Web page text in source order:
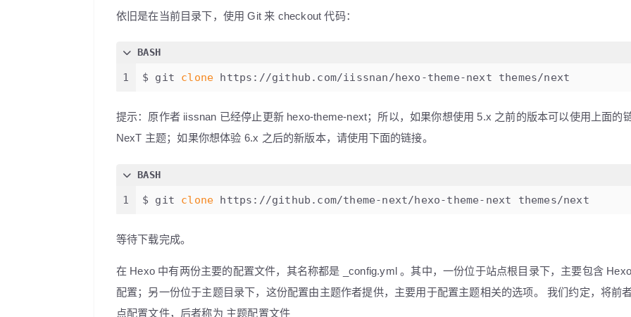
依旧是在当前目录下，使用 Git 来 checkout 代码：
BASH
1 $ git clone https://github.com/iissnan/hexo-theme-next themes/next
提示：原作者 iissnan 已经停止更新 hexo-theme-next；所以，如果你想使用 5.x 之前的版本可以使用上面的
NexT 主题；如果你想体验 6.x 之后的新版本，请使用下面的链接。
BASH
1 $ git clone https://github.com/theme-next/hexo-theme-next themes/next
等待下载完成。
在 Hexo 中有两份主要的配置文件，其名称都是 _config.yml 。其中，一份位于站点根目录下，主要包含
配置；另一份位于主题目录下，这份配置由主题作者提供，主要用于配置主题相关的选项。 我们约定，将前
点配置文件，后者称为 主题配置文件